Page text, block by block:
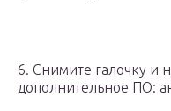
6. Снимите галочку и
дополнительное ПО: